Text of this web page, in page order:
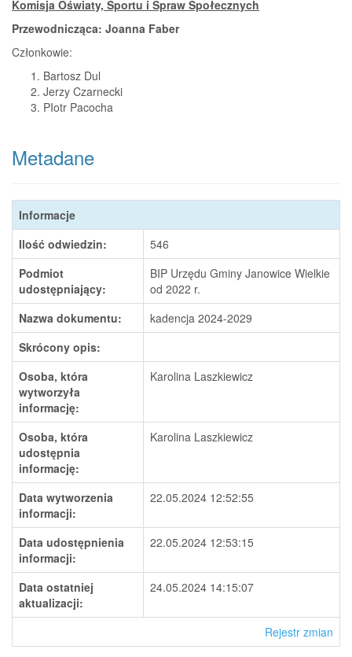
Komisja Oświaty, Sportu i Spraw Społecznych
Przewodnicząca: Joanna Faber
Członkowie:
Bartosz Dul
Jerzy Czarnecki
PIotr Pacocha
Metadane
Informacje
Ilość odwiedzin:
546
Podmiot
udostępniający:
BIP Urzędu Gminy Janowice Wielkie
od 2022 r.
Nazwa dokumentu:
kadencja 2024-2029
Skrócony opis:
Osoba, która
wytworzyła
informację:
Karolina Laszkiewicz
Osoba, która
udostępnia
informację:
Karolina Laszkiewicz
Data wytworzenia
informacji:
22.05.2024 12:52:55
Data udostępnienia
informacji:
22.05.2024 12:53:15
Data ostatniej
aktualizacji:
24.05.2024 14:15:07
Rejestr zmian